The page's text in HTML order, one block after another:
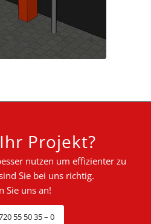
Projekt?
nutzen um effizienter zu
Sie bei uns richtig.
Sie uns an!
55 50 35 – 0